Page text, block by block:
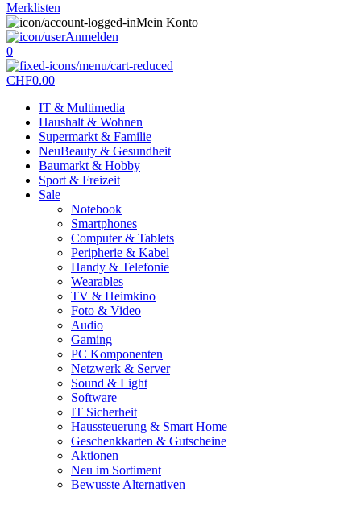
Merklisten
Mein Konto
Anmelden
0
CHF0.00
IT & Multimedia
Haushalt & Wohnen
Supermarkt & Familie
NeuBeauty & Gesundheit
Baumarkt & Hobby
Sport & Freizeit
Sale
Notebook
Smartphones
Computer & Tablets
Peripherie & Kabel
Handy & Telefonie
Wearables
TV & Heimkino
Foto & Video
Audio
Gaming
PC Komponenten
Netzwerk & Server
Sound & Light
Software
IT Sicherheit
Haussteuerung & Smart Home
Geschenkkarten & Gutscheine
Aktionen
Neu im Sortiment
Bewusste Alternativen